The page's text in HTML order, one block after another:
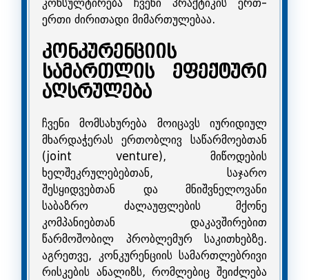
კონსულტირება ჩვენი პრაქტიკის ერთ-
ერთი ძირითადი მიმართულებაა.
კონკურენციის
სამართლის ეფექტური
აღსრულება
ჩვენი მომსახურება მოიცავს იურიდიულ
მხარდაჭერას ერთობლივ საწარმოებთან
(joint venture), მიწოდების
ხელშეკრულებებთან, საჯარო
შესყიდვებთან და მნიშვნელოვანი
საბაზრო ძალაუფლების მქონე
კომპანიებთან დაკავშირებით
წარმოშობილ პრობლემურ საკითხებზე.
აგრეთვე, კონკურენციის სამართლებრივი
რისკების ანალიზს, რომლებიც შეიძლება